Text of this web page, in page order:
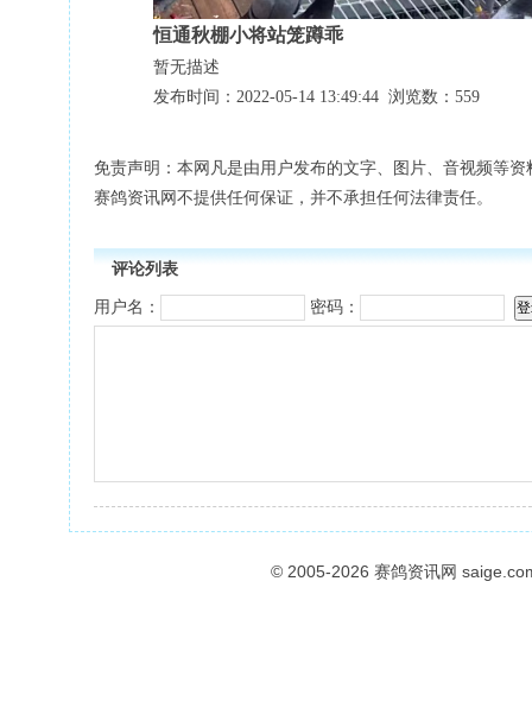
恒通秋棚小将站笼蹲乖
暂无描述
发布时间：2022-05-14 13:49:44 浏览数：559
免责声明：本网凡是由用户发布的文字、图片、音视频等
赛鸽资讯网不提供任何保证，并不承担任何法律责任。
评论列表
用户名： 密码：
© 2005-2026 赛鸽资讯网